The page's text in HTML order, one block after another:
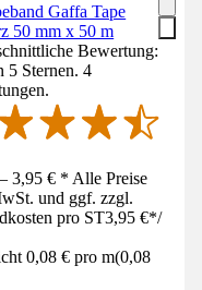
Gaffa Tape
50 mm x 50 m
Bewertung:
5 Sternen. 4
3,95 € * Alle Preise
und ggf. zzgl.
pro ST3,95 €*/
0,08 € pro m(0,08